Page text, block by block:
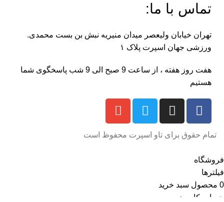
تماس با ما:
تهران خیابان ولیعصر میدان منیریه نبش بن بست محمدی.
ورزشی جهان اسپرت پلاک ۱
هفت روز هفته ، از ساعت 9 صبح الی 9 شب پاسخگوی شما
هستیم
تمام حقوق برای تاو اسپرت محفوظ است
فروشگاه
فیلترها
0 محصول سبد خرید
حساب کاربری من